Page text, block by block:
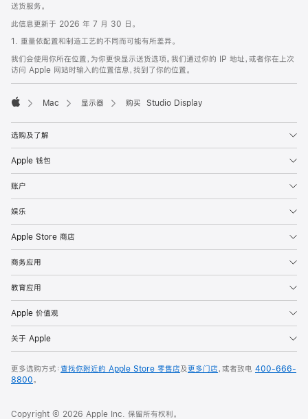
送货服务。
此信息更新于 2026 年 7 月 30 日。
1. 重量依配置和制造工艺的不同而可能有所差异。
我们会使用你所在位置，为你更快显示送货选项。我们通过你的 IP 地址，或者你在上次
访问 Apple 网站时输入的位置信息，找到了你的位置。
Mac 显示器 购买 Studio Display
选购及了解
Apple 钱包
账户
娱乐
Apple Store 商店
商务应用
教育应用
Apple 价值观
关于 Apple
更多选购方式：查找你附近的 Apple Store 零售店及更多门店，或者致电 400-666-
8800。
Copyright © 2026 Apple Inc. 保留所有权利。